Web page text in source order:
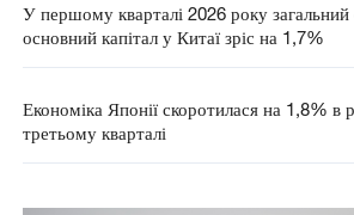
У першому кварталі 2026 року загальний
основний капітал у Китаї зріс на 1,7%
Економіка Японії скоротилася на 1,8% в
третьому кварталі